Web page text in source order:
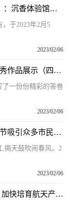
环球今热点：富汇国际集团控股（01034）：沉香体验馆在海南海口正式开业
于2023年2月5
2023/02/06
最资讯丨祝贺！2022年度全省消防宣传优秀作品展示（四）——优秀微博与摄影原创作品
了一份份精彩的答卷
2023/02/06
世界快看：47万人次！海口府城元宵换花节吸引众多市民游客欢乐闹元宵
揭天鼓吹闹春风。2
2023/02/06
世界视讯！海南文昌国际航天城启动建设 加快培育航天产业链